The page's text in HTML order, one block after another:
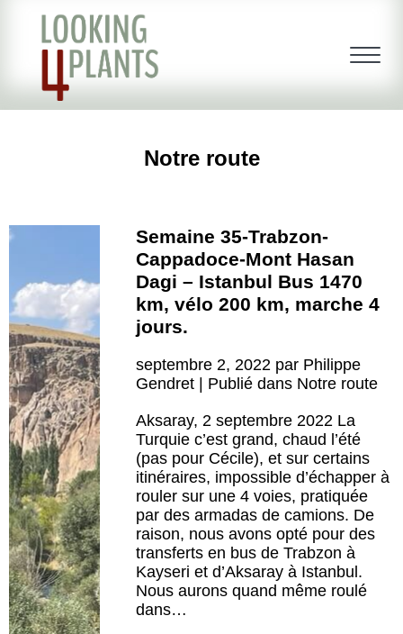
Notre route
Semaine 35-Trabzon-
Cappadoce-Mont Hasan
Dagi – Istanbul Bus 1470
km, vélo 200 km, marche 4
jours.
septembre 2, 2022 par Philippe
Gendret | Publié dans Notre route
Aksaray, 2 septembre 2022 La
Turquie c’est grand, chaud l’été
(pas pour Cécile), et sur certains
itinéraires, impossible d’échapper à
rouler sur une 4 voies, pratiquée
par des armadas de camions. De
raison, nous avons opté pour des
transferts en bus de Trabzon à
Kayseri et d’Aksaray à Istanbul.
Nous aurons quand même roulé
dans…